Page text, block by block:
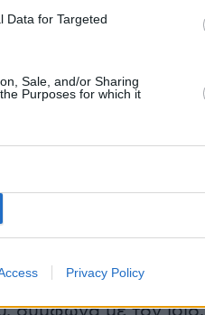
Data for Targeted
Sale, and/or Sharing
Purposes for which it
Privacy Policy
δημοσίως
αυτό που
Ισλαμικής
οι όροι που
με όσα
κοινωνικής
κατά του Ιράν